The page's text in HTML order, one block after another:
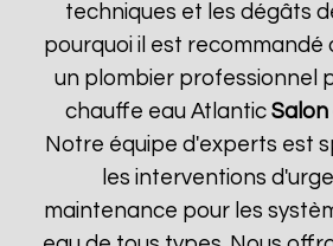
techniques et les dégâts
pourquoi il est recommandé
un plombier professionnel
chauffe eau Atlantic
Notre équipe d'experts est
les interventions
maintenance pour les